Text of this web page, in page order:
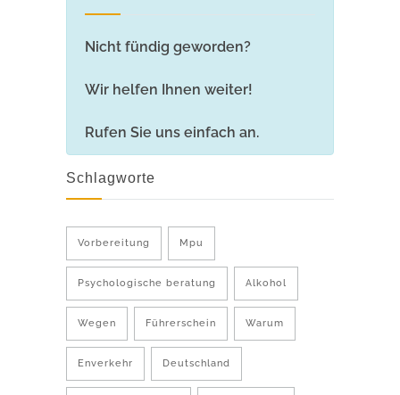
Nicht fündig geworden?
Wir helfen Ihnen weiter!
Rufen Sie uns einfach an.
Schlagworte
Vorbereitung Mpu
Psychologische beratung Alkohol
Wegen Führerschein Warum
Enverkehr Deutschland